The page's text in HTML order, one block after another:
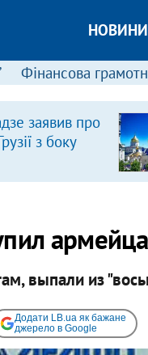
НОВИНИ
Фінансова
заявив про
з боку
выпали из
Додати LB.ua як бажане
джерело в Google